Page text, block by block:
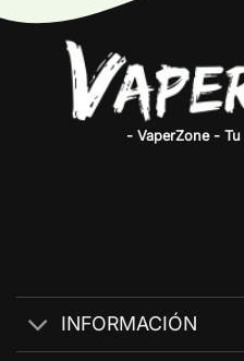
- VaperZone -
INFORMACIÓN